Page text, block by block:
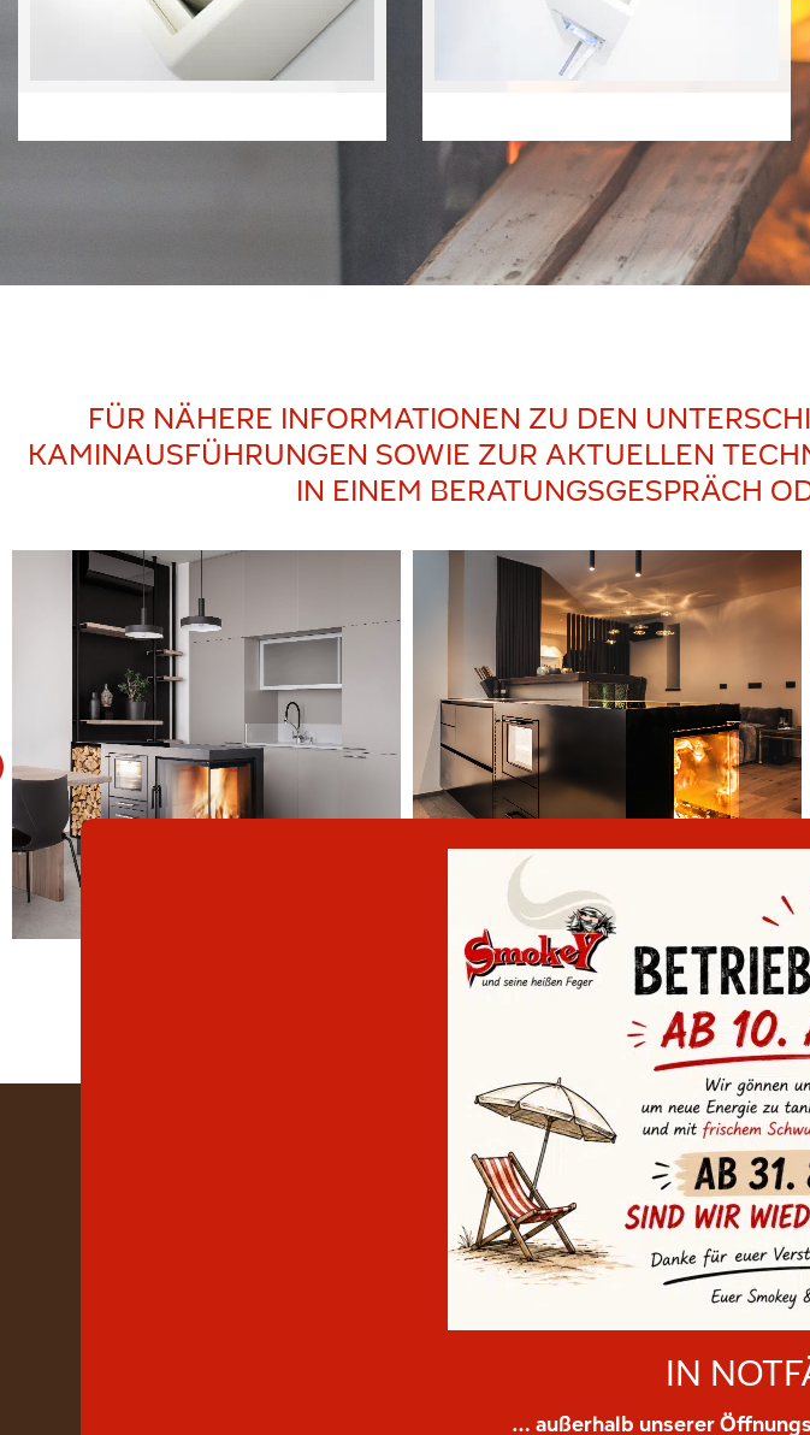
FÜR NÄHERE INFORMATIONEN ZU DEN
KAMINAUSFÜHRUNGEN SOWIE ZUR AKTUELLEN
IN EINEM BERATUNGSGESPRÄCH
Köstenberger Kamineria GmbH .
04276/2569
Montag bis Donnerstag von 07:00
Freitag von
IN
… außerhalb unserer